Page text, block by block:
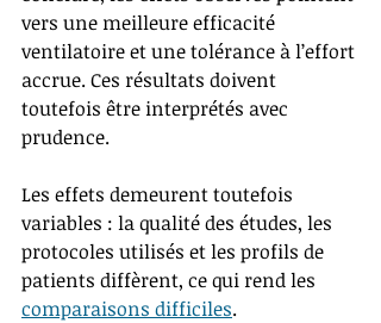
vers une meilleure efficacité
ventilatoire et une tolérance à l’effort
accrue. Ces résultats doivent
toutefois être interprétés avec
prudence.
Les effets demeurent toutefois
variables : la qualité des études, les
protocoles utilisés et les profils de
patients diffèrent, ce qui rend les
comparaisons difficiles.